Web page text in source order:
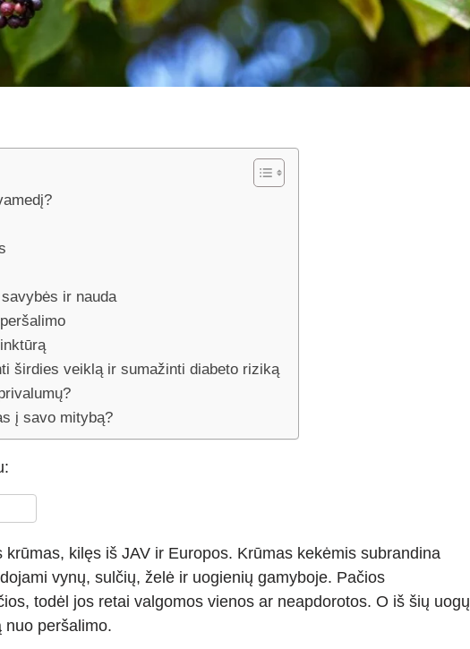
ir nauda
širdies veiklą ir sumažinti diabeto riziką
į savo mitybą?
krūmas, kilęs iš JAV ir Europos. Krūmas kekėmis subrandina
vynų, sulčių, želė ir uogienių gamyboje. Pačios
todėl jos retai valgomos vienos ar neapdorotos. O iš šių uogų
nuo peršalimo.